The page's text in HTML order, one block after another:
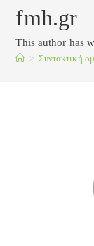
fmh.gr
This author has
> Συντακτική